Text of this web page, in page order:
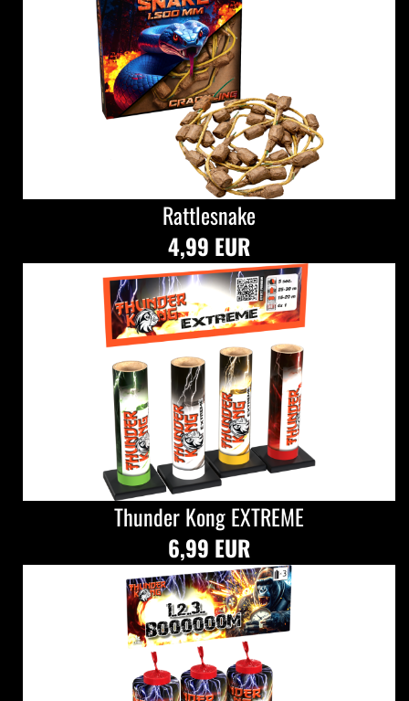
Rattlesnake
4,99 EUR
Thunder Kong EXTREME
6,99 EUR